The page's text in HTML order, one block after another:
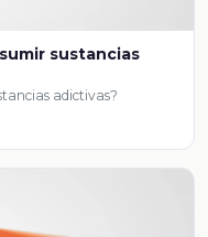
sustancias
adictivas?